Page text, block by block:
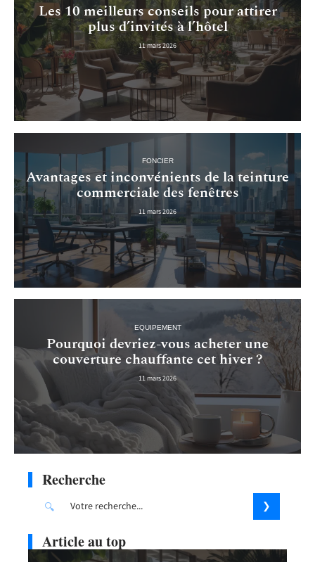
Les 10 meilleurs conseils pour attirer
plus d’invités à l’hôtel
11 mars 2026
FONCIER
Avantages et inconvénients de la teinture
commerciale des fenêtres
11 mars 2026
EQUIPEMENT
Pourquoi devriez-vous acheter une
couverture chauffante cet hiver ?
11 mars 2026
Recherche
Article au top